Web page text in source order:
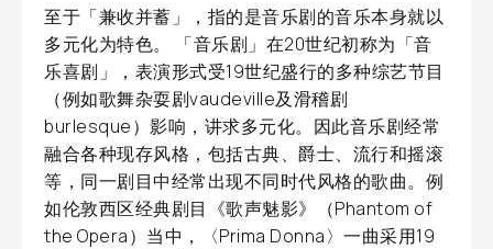
至于「兼收并蓄」，指的是音乐剧的音乐本身就以
多元化为特色。 「音乐剧」在20世纪初称为「音
乐喜剧」，表演形式受19世纪盛行的多种综艺节目
（例如歌舞杂耍剧vaudeville及滑稽剧
burlesque）影响，讲求多元化。因此音乐剧经常
融合各种现存风格，包括古典、爵士、流行和摇滚
等，同一剧目中经常出现不同时代风格的歌曲。例
如伦敦西区经典剧目《歌声魅影》（Phantom of
the Opera）当中，〈Prima Donna〉一曲采用19